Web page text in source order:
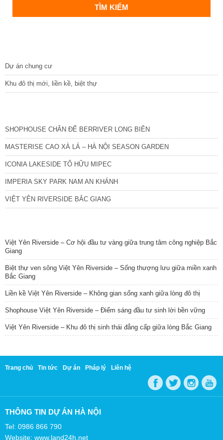
Dự án chung cư
Khu đô thị mới, liền kề, biệt thự
SHOPHOUSE CHÂN ĐẾ BERRIVER LONG BIÊN
MASTERISE CAO XÀ LÁ – HÀ NỘI SEASON GARDEN
ICONIA LAKESIDE TỐ HỮU MIPEC
IMPERIA SKY PARK NAM AN KHÁNH
VIỆT YÊN RIVERSIDE BẮC GIANG
Việt Yên Riverside – Cơ hội đầu tư vàng giữa trung tâm công nghiệp Bắc
Giang
Biệt thự ven sông Việt Yên Riverside – Sống thượng lưu giữa miền xanh
Bắc Giang
Liền kề Việt Yên Riverside – Không gian sống xanh giữa lòng đô thị
Shophouse Việt Yên Riverside – Điểm sáng đầu tư sinh lời bền vững
Việt Yên Riverside – Khu đô thị sinh thái đẳng cấp giữa lòng Bắc Giang
Trang chủ Tin tức Dự án Pháp lý Liên hệ
THÔNG TIN DỰ ÁN HÀ NỘI
Tel: 0986 866 790
Website: www.land24h.net